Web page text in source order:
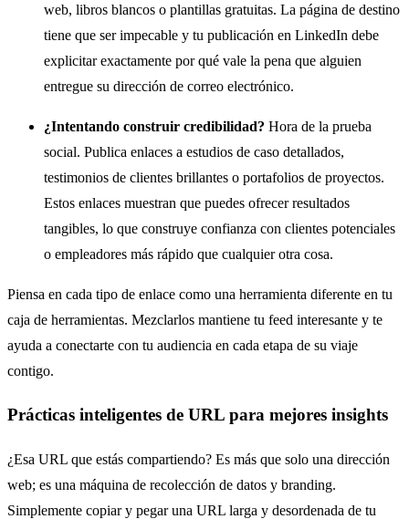
web, libros blancos o plantillas gratuitas. La página de destino
tiene que ser impecable y tu publicación en LinkedIn debe
explicitar exactamente por qué vale la pena que alguien
entregue su dirección de correo electrónico.
¿Intentando construir credibilidad? Hora de la prueba
social. Publica enlaces a estudios de caso detallados,
testimonios de clientes brillantes o portafolios de proyectos.
Estos enlaces muestran que puedes ofrecer resultados
tangibles, lo que construye confianza con clientes potenciales
o empleadores más rápido que cualquier otra cosa.
Piensa en cada tipo de enlace como una herramienta diferente en tu
caja de herramientas. Mezclarlos mantiene tu feed interesante y te
ayuda a conectarte con tu audiencia en cada etapa de su viaje
contigo.
Prácticas inteligentes de URL para mejores insights
¿Esa URL que estás compartiendo? Es más que solo una dirección
web; es una máquina de recolección de datos y branding.
Simplemente copiar y pegar una URL larga y desordenada de tu